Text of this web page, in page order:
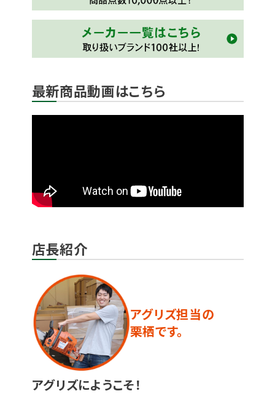
最新商品動画はこちら
店長紹介
アグリズ担当の
栗栖です。
アグリズにようこそ！